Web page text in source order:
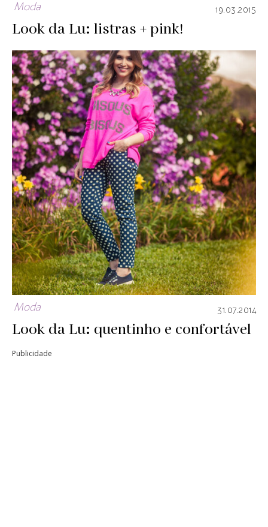
Moda 19.03.2015
Look da Lu: listras + pink!
Moda 31.07.2014
Look da Lu: quentinho e confortável
Publicidade